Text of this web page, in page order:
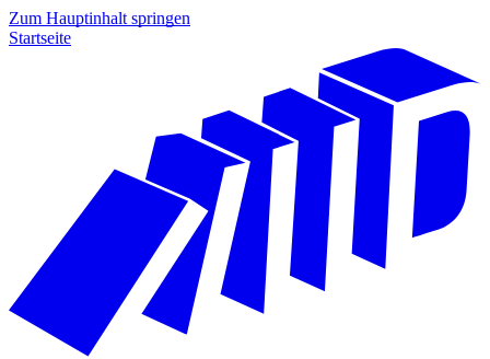
Zum Hauptinhalt springen
Startseite